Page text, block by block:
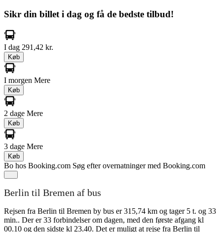
Sikr din billet i dag og få de bedste tilbud!
I dag 291,42 kr.
Køb
I morgen Mere
Køb
2 dage Mere
Køb
3 dage Mere
Køb
Bo hos Booking.com Søg efter overnatninger med Booking.com
Berlin til Bremen af bus
Rejsen fra Berlin til Bremen by bus er 315,74 km og tager 5 t. og 33
min.. Der er 33 forbindelser om dagen, med den første afgang kl
00.10 og den sidste kl 23.40. Det er muligt at rejse fra Berlin til